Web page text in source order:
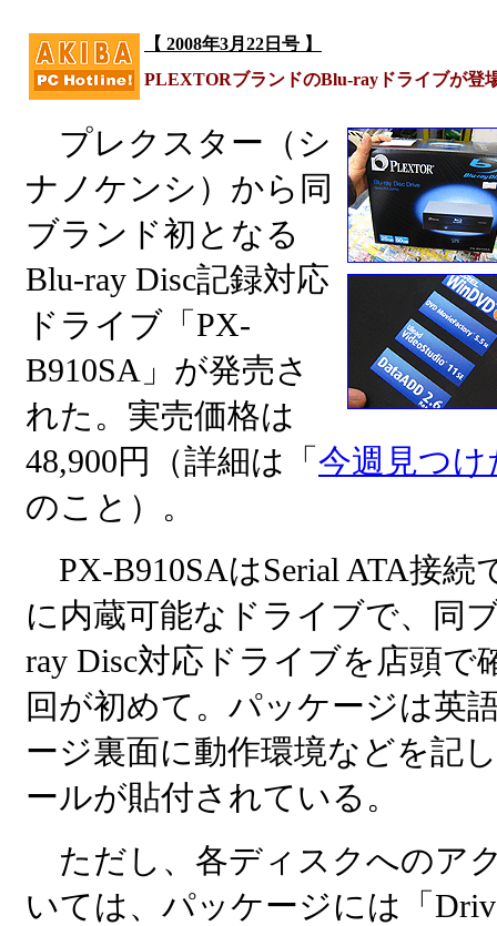
【 2008年3月22日号 】
PLEXTORブランドのBlu-rayドライブが登
プレクスター（シ
ナノケンシ）から同
ブランド初となる
Blu-ray Disc記録対応
ドライブ「PX-
B910SA」が発売さ
れた。実売価格は
48,900円（詳細は「 今週見つけ
のこと）。
PX-B910SAはSerial ATA接続
に内蔵可能なドライブで、同
ray Disc対応ドライブを店頭で
回が初めて。パッケージは英
ージ裏面に動作環境などを記
ールが貼付されている。
ただし、各ディスクへのア
いては、パッケージには「